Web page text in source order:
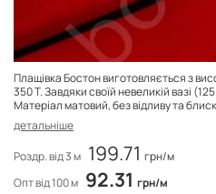
Плащівка Бостон виготовляється з
350 Т. Завдяки своїй невеликій вазі
Матеріал матовий, без відливу та
детальніше
Роздр. від 3 м 199.71 грн/м
Опт від 100 м 92.31 грн/м